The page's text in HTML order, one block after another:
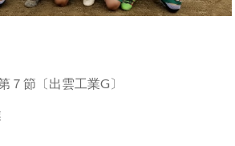
７節〔出雲工業G〕